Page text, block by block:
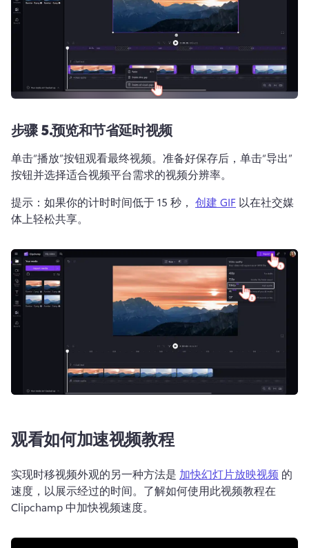
步骤 5.预览和节省延时视频
单击“播放”按钮观看最终视频。准备好保存后，单击“导出”
按钮并选择适合视频平台需求的视频分辨率。
提示：如果你的计时时间低于 15 秒， 创建 GIF 以在社交媒
体上轻松共享。
观看如何加速视频教程
实现时移视频外观的另一种方法是 加快幻灯片放映视频 的
速度，以展示经过的时间。了解如何使用此视频教程在
Clipchamp 中加快视频速度。